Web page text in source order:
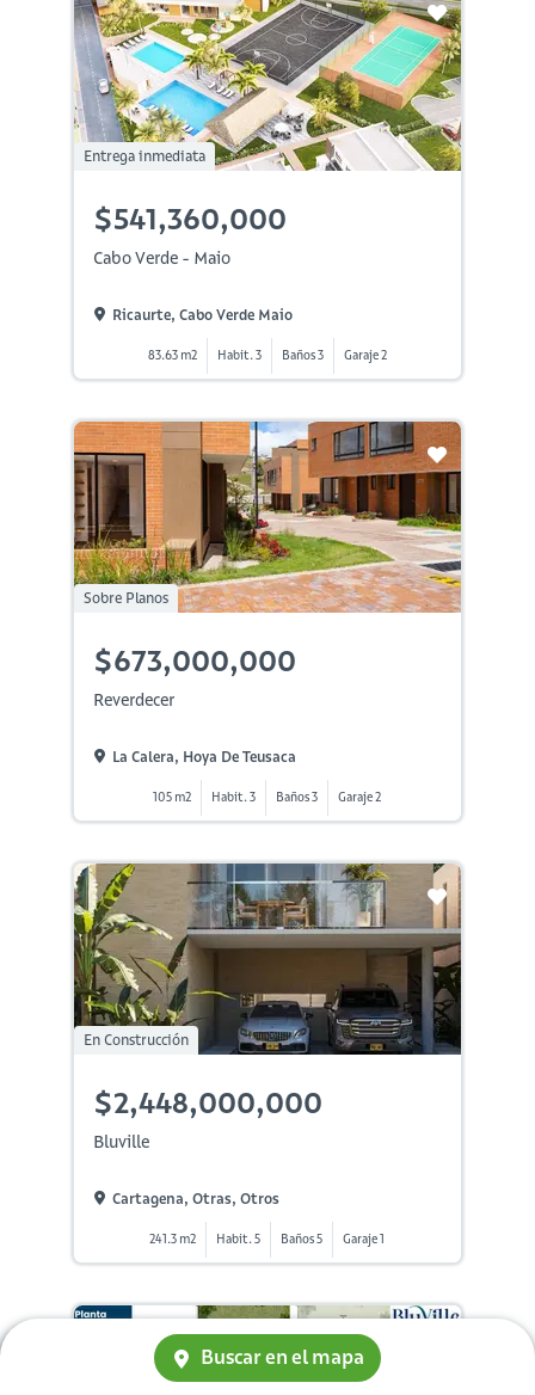
Entrega inmediata
$541,360,000
Cabo Verde - Maio
Ricaurte, Cabo Verde Maio
83.63 m2 Habit. 3 Baños 3 Garaje 2
Sobre Planos
$673,000,000
Reverdecer
La Calera, Hoya De Teusaca
105 m2 Habit. 3 Baños 3 Garaje 2
En Construcción
$2,448,000,000
Bluville
Cartagena, Otras, Otros
241.3 m2 Habit. 5 Baños 5 Garaje 1
Buscar en el mapa